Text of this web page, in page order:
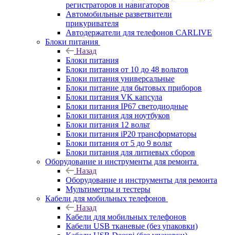
регистраторов и навигаторов
Автомобильные разветвители
прикуривателя
Автодержатели для телефонов CARLIVE
Блоки питания
Назад
Блоки питания
Блоки питания от 10 до 48 вольтов
Блоки питания универсальные
Блоки питание для бытовых приборов
Блоки питания VK капсула
Блоки питания IP67 светодиодные
Блоки питания для ноутбуков
Блоки питания 12 вольт
Блоки питания iP20 трансформаторы
Блоки питания от 5 до 9 вольт
Блоки питания для литиевых сборов
Оборудование и инструменты для ремонта
Назад
Оборудование и инструменты для ремонта
Мультиметры и тестеры
Кабели для мобильных телефонов
Назад
Кабели для мобильных телефонов
Кабели USB тканевые (без упаковки)